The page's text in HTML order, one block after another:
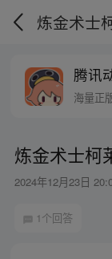
腾讯
海量正
炼金术士柯
2024年12月23日
1个回答